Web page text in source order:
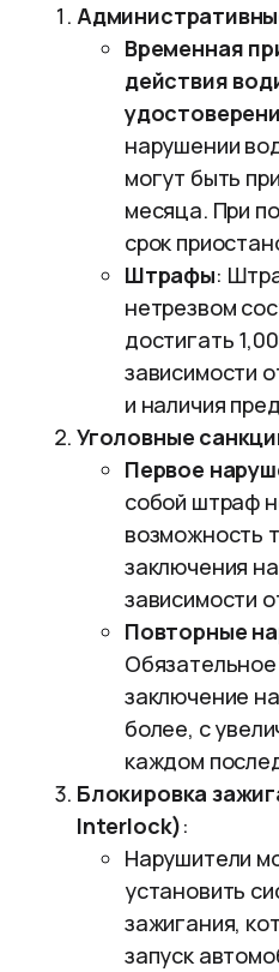
Временная
действия
нарушении
могут быть
месяца. При
срок
Штрафы:
нетрезвом
достигать
зависимости
и наличия
Уголовные
Первое
собой штраф
возможность
заключения
зависимости
Повторные
заключение
более, с
каждом
Блокировка
Interlock):
Нарушители
установить
зажигания,
запуск